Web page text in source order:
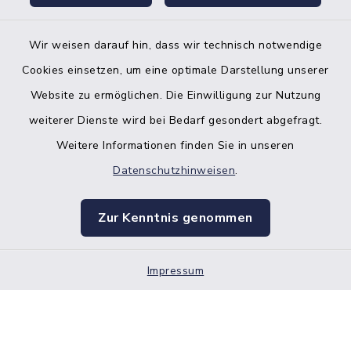
Wir weisen darauf hin, dass wir technisch notwendige
Cookies einsetzen, um eine optimale Darstellung unserer
Website zu ermöglichen. Die Einwilligung zur Nutzung
weiterer Dienste wird bei Bedarf gesondert abgefragt.
Weitere Informationen finden Sie in unseren
Datenschutzhinweisen.
Zur Kenntnis genommen
Impressum
Bankverbindung der Amtskasse
Barrierefreiheit
Impressum
Sitemap